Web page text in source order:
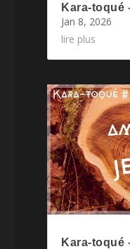
Kara-toqué
Jan 8, 2026
lire plus
Kara-toqué